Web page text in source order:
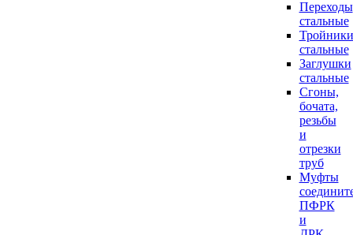
Переходы
стальные
Тройники
стальные
Заглушки
стальные
Сгоны,
бочата,
резьбы
и
отрезки
труб
Муфты
ПФРК
и